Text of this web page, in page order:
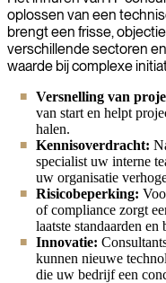
oplossen van een
brengt een frisse,
verschillende sectoren
waarde bij complexe
Versnelling van
van start en helpt
halen.
Kennisoverdracht:
specialist uw interne
uw organisatie
Risicobeperking:
of compliance zorgt
laatste standaarden en
Innovatie:
kunnen nieuwe
die uw bedrijf een